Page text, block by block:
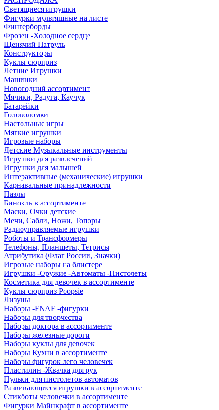
Светящиеся игрушки
Фигурки мультяшные на листе
Фингерборды
Фрозен -Холодное сердце
Щенячий Патруль
Конструкторы
Куклы сюрприз
Летние Игрушки
Машинки
Новогодний ассортимент
Мячики, Радуга, Каучук
Батарейки
Головоломки
Настольные игры
Мягкие игрушки
Игровые наборы
Детские Музыкальные инструменты
Игрушки для развлечений
Игрушки для малышей
Интерактивные (механические) игрушки
Карнавальные принадлежности
Пазлы
Бинокль в ассортименте
Маски, Очки детские
Мечи, Сабли, Ножи, Топоры
Радиоуправляемые игрушки
Роботы и Трансформеры
Телефоны, Планшеты, Тетрисы
Атрибутика (Флаг России, Значки)
Игровые наборы на блистере
Игрушки -Оружие -Автоматы -Пистолеты
Косметика для девочек в ассортименте
Куклы сюрприз Poopsie
Лизуны
Наборы -FNAF -фигурки
Наборы для творчества
Наборы доктора в ассортименте
Наборы железные дороги
Наборы куклы для девочек
Наборы Кухни в ассортименте
Наборы фигурок лего человечек
Пластилин -Жвачка для рук
Пульки для пистолетов автоматов
Развивающиеся игрушки в ассортименте
Стикботы человечки в ассортименте
Фигурки Майнкрафт в ассортименте